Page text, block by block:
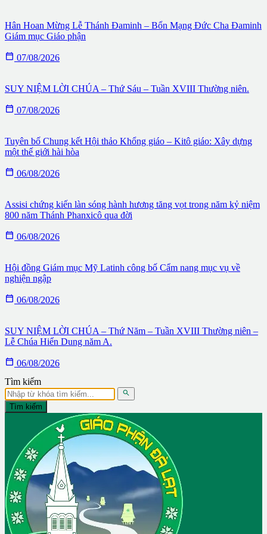
Hân Hoan Mừng Lễ Thánh Đaminh – Bổn Mạng Đức Cha Đaminh
Giám mục Giáo phận
 07/08/2026
SUY NIỆM LỜI CHÚA – Thứ Sáu – Tuần XVIII Thường niên.
 07/08/2026
Tuyên bố Chung kết Hội thảo Khổng giáo – Kitô giáo: Xây dựng
một thế giới hài hòa
 06/08/2026
Assisi chứng kiến làn sóng hành hương tăng vọt trong năm kỷ niệm
800 năm Thánh Phanxicô qua đời
 06/08/2026
Hội đồng Giám mục Mỹ Latinh công bố Cẩm nang mục vụ về
nghiện ngập
 06/08/2026
SUY NIỆM LỜI CHÚA – Thứ Năm – Tuần XVIII Thường niên –
Lễ Chúa Hiển Dung năm A.
 06/08/2026
Tìm kiếm

Tìm kiếm